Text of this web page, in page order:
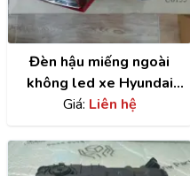
Đèn hậu miếng ngoài
không led xe Hyundai
Accent | 92402H6000
Giá: Liên hệ